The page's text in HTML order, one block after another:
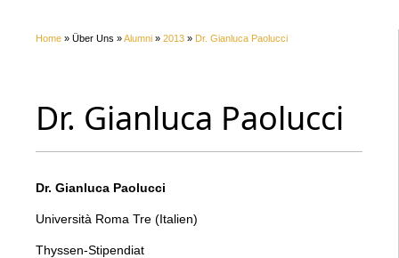
Home » Über Uns »Alumni » 2013 » Dr. Gianluca Paolucci
Dr. Gianluca Paolucci
Dr. Gianluca Paolucci
Università Roma Tre (Italien)
Thyssen-Stipendiat